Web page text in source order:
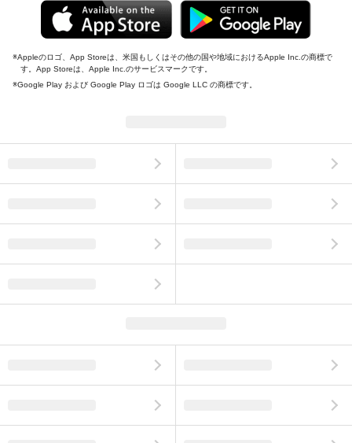
Appleのロゴ、App Storeは、米国もしくはその他の国や地域におけるApple Inc.の商標で
す。App Storeは、Apple Inc.のサービスマークです。
Google Play および Google Play ロゴは Google LLC の商標です。